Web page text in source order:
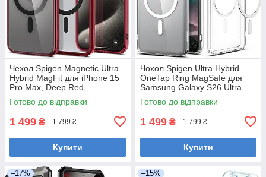
Чехол Spigen Magnetic Ultra
Hybrid MagFit для iPhone 15
Pro Max, Deep Red,
ACS07056
Готово до відправки
1 499 ₴ 1 799 ₴
Купити
Чохол Spigen Ultra Hybrid
OneTap Ring MagSafe для
Samsung Galaxy S26 Ultra
(2026), ACS10958
Готово до відправки
1 499 ₴ 1 799 ₴
Купити
–17% –15%